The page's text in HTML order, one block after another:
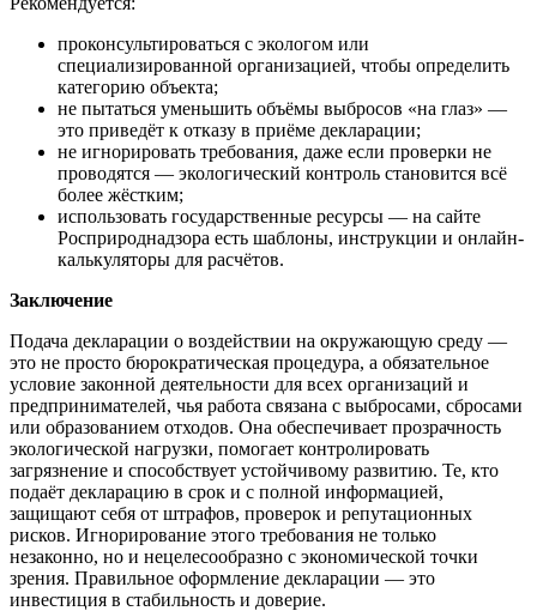
проконсультироваться с экологом или
специализированной организацией, чтобы определить
категорию объекта;
не пытаться уменьшить объёмы выбросов «на глаз» —
это приведёт к отказу в приёме декларации;
не игнорировать требования, даже если проверки не
проводятся — экологический контроль становится всё
более жёстким;
использовать государственные ресурсы — на сайте
Росприроднадзора есть шаблоны, инструкции и онлайн-
калькуляторы для расчётов.
Заключение
Подача декларации о воздействии на окружающую среду —
это не просто бюрократическая процедура, а обязательное
условие законной деятельности для всех организаций и
предпринимателей, чья работа связана с выбросами, сбросами
или образованием отходов. Она обеспечивает прозрачность
экологической нагрузки, помогает контролировать
загрязнение и способствует устойчивому развитию. Те, кто
подаёт декларацию в срок и с полной информацией,
защищают себя от штрафов, проверок и репутационных
рисков. Игнорирование этого требования не только
незаконно, но и нецелесообразно с экономической точки
зрения. Правильное оформление декларации — это
инвестиция в стабильность и доверие.